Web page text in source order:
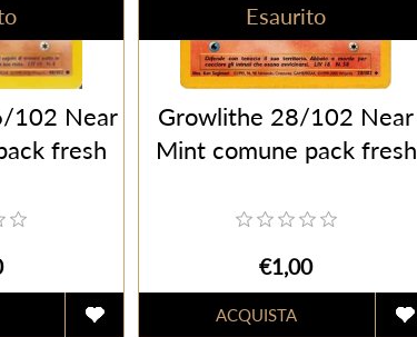
102 Near
fresh
Esaurito
Growlithe 28/102 Near
Mint comune pack fresh
€1,00